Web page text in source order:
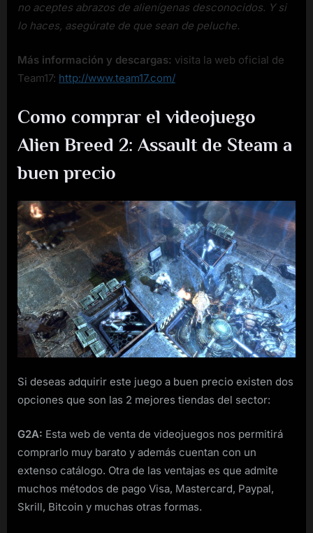
no aceptes abrazos de alienígenas desconocidos. Y si
lo haces, asegúrate de que sean de peluche.
Más información y descargas: visita la web oficial de
Team17: http://www.team17.com/
Como comprar el videojuego
Alien Breed 2: Assault de Steam a
buen precio
Si deseas adquirir este juego a buen precio existen dos
opciones que son las 2 mejores tiendas del sector:
G2A: Esta web de venta de videojuegos nos permitirá
comprarlo muy barato y además cuentan con un
extenso catálogo. Otra de las ventajas es que admite
muchos métodos de pago Visa, Mastercard, Paypal,
Skrill, Bitcoin y muchas otras formas.